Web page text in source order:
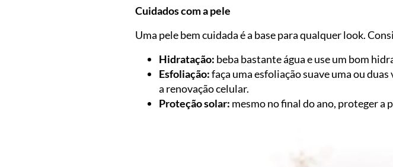
Cuidados com a pele
Uma pele bem cuidada é a base para qualquer look.
Hidratação: beba bastante água e use um bom
Esfoliação:faça uma esfoliação suave uma ou
a renovação celular.
Proteção solar: mesmo no final do ano, proteger a